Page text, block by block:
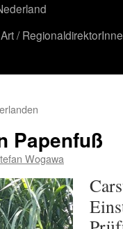
/
Papenfuß
Wogawa